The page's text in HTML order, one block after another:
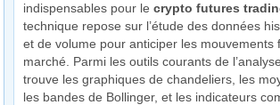
indispensables pour lecrypto futures
technique repose sur l’étude des données
et de volume pour anticiper les mouvements
marché. Parmi les outils courants de
trouve les graphiques de chandeliers, les
les bandes de Bollinger, et les indicateurs